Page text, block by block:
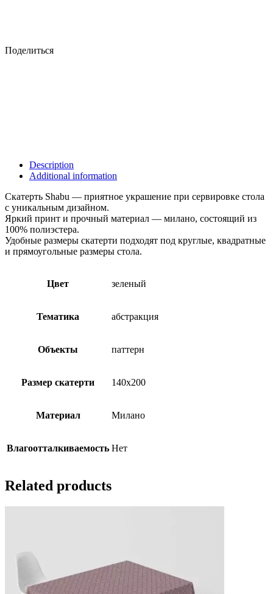
Поделиться
Description
Additional information
Скатерть Shabu — приятное украшение при сервировке стола
с уникальным дизайном.
Яркий принт и прочный материал — милано, состоящий из
100% полиэстера.
Удобные размеры скатерти подходят под круглые, квадратные
и прямоугольные размеры стола.
Цвет зеленый
Тематика абстракция
Объекты паттерн
Размер скатерти 140х200
Материал Милано
Влагоотталкиваемость Нет
Related products